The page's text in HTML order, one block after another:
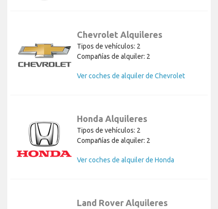
Chevrolet Alquileres
Tipos de vehículos: 2
Compañías de alquiler: 2
Ver coches de alquiler de Chevrolet
Honda Alquileres
Tipos de vehículos: 2
Compañías de alquiler: 2
Ver coches de alquiler de Honda
Land Rover Alquileres